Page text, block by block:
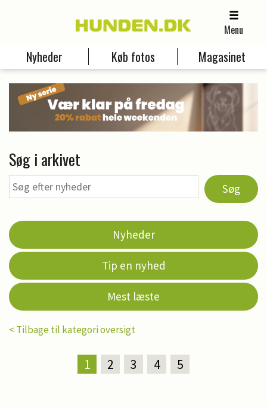
Menu
Nyheder Køb fotos Magasinet
Søg i arkivet
Søg
Nyheder
Tip en nyhed
Mest læste
< Tilbage til kategori oversigt
1 2 3 4 5